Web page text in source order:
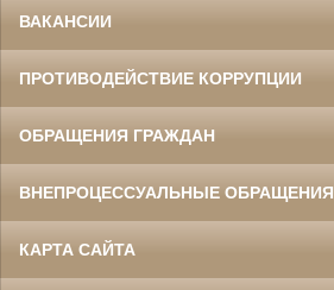
ВАКАНСИИ
ПРОТИВОДЕЙСТВИЕ КОРРУПЦИИ
ОБРАЩЕНИЯ ГРАЖДАН
ВНЕПРОЦЕССУАЛЬНЫЕ ОБРАЩЕНИЯ
КАРТА САЙТА